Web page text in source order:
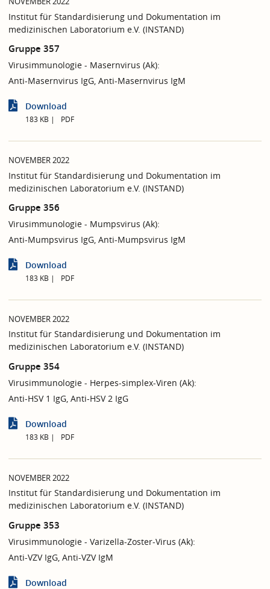
Institut für Standardisierung und Dokumentation im
medizinischen Laboratorium e.V. (INSTAND)
Gruppe 357
Virusimmunologie - Masernvirus (Ak):
Anti-Masernvirus IgG, Anti-Masernvirus IgM
Download
183 KB PDF
NOVEMBER 2022
Institut für Standardisierung und Dokumentation im
medizinischen Laboratorium e.V. (INSTAND)
Gruppe 356
Virusimmunologie - Mumpsvirus (Ak):
Anti-Mumpsvirus IgG, Anti-Mumpsvirus IgM
Download
183 KB PDF
NOVEMBER 2022
Institut für Standardisierung und Dokumentation im
medizinischen Laboratorium e.V. (INSTAND)
Gruppe 354
Virusimmunologie - Herpes-simplex-Viren (Ak):
Anti-HSV 1 IgG, Anti-HSV 2 IgG
Download
183 KB PDF
NOVEMBER 2022
Institut für Standardisierung und Dokumentation im
medizinischen Laboratorium e.V. (INSTAND)
Gruppe 353
Virusimmunologie - Varizella-Zoster-Virus (Ak):
Anti-VZV IgG, Anti-VZV IgM
Download